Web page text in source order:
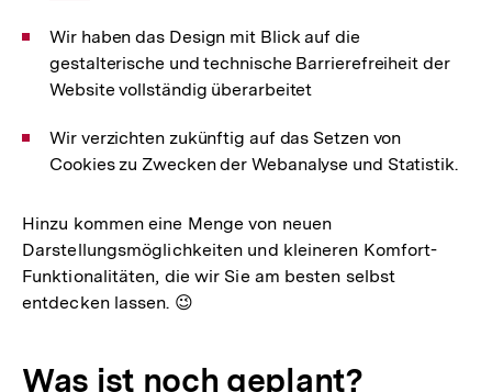
Wir haben das Design mit Blick auf die
gestalterische und technische Barrierefreiheit der
Website vollständig überarbeitet
Wir verzichten zukünftig auf das Setzen von
Cookies zu Zwecken der Webanalyse und Statistik.
Hinzu kommen eine Menge von neuen
Darstellungsmöglichkeiten und kleineren Komfort-
Funktionalitäten, die wir Sie am besten selbst
entdecken lassen. 😉
Was ist noch geplant?